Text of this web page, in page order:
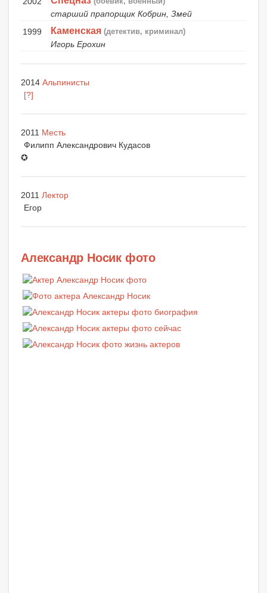
старший прапорщик Кобрин, Змей
1999
Каменская (детектив, криминал)
Игорь Ерохин
2014 Альпинисты
[?]
2011 Месть
Филипп Александрович Кудасов
✪
2011 Лектор
Егор
Александр Носик фото